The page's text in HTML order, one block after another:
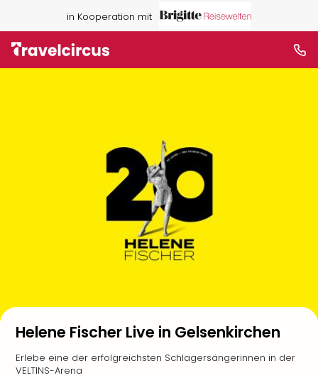
in Kooperation mit
Helene Fischer Live in Gelsenkirchen
Erlebe eine der erfolgreichsten Schlagersängerinnen in der
VELTINS-Arena